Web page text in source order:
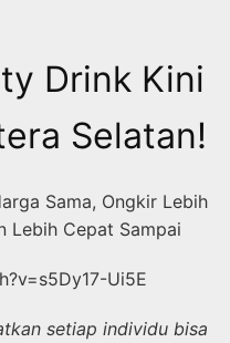
Drink Kini
Selatan!
Sama, Ongkir Lebih
Lebih Cepat Sampai
Ui5E
setiap individu bisa